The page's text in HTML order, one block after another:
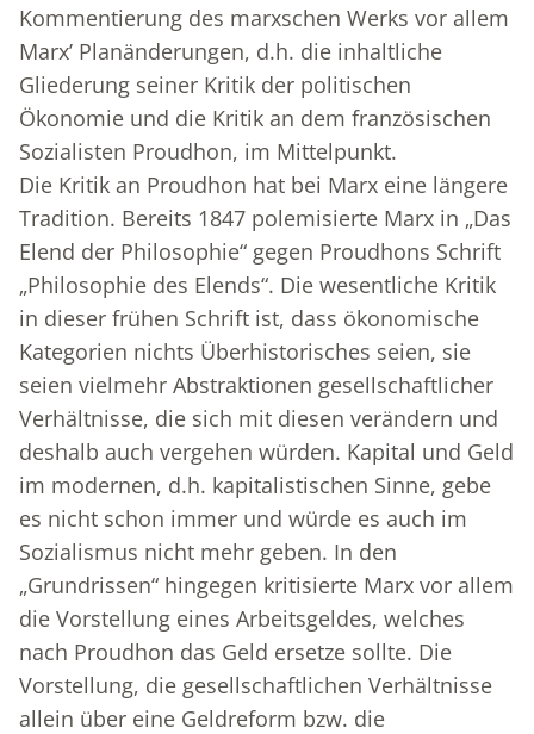
Kommentierung des marxschen Werks vor allem
Marx’ Planänderungen, d.h. die inhaltliche
Gliederung seiner Kritik der politischen
Ökonomie und die Kritik an dem französischen
Sozialisten Proudhon, im Mittelpunkt.
Die Kritik an Proudhon hat bei Marx eine längere
Tradition. Bereits 1847 polemisierte Marx in „Das
Elend der Philosophie“ gegen Proudhons Schrift
„Philosophie des Elends“. Die wesentliche Kritik
in dieser frühen Schrift ist, dass ökonomische
Kategorien nichts Überhistorisches seien, sie
seien vielmehr Abstraktionen gesellschaftlicher
Verhältnisse, die sich mit diesen verändern und
deshalb auch vergehen würden. Kapital und Geld
im modernen, d.h. kapitalistischen Sinne, gebe
es nicht schon immer und würde es auch im
Sozialismus nicht mehr geben. In den
„Grundrissen“ hingegen kritisierte Marx vor allem
die Vorstellung eines Arbeitsgeldes, welches
nach Proudhon das Geld ersetze sollte. Die
Vorstellung, die gesellschaftlichen Verhältnisse
allein über eine Geldreform bzw. die